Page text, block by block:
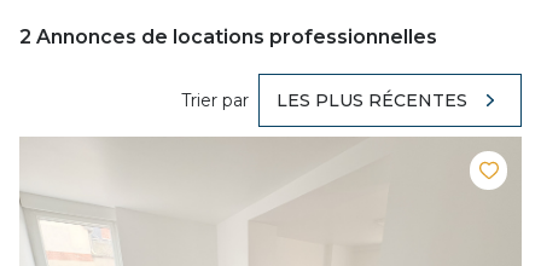
2 Annonces de locations professionnelles
Trier par LES PLUS RÉCENTES